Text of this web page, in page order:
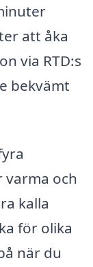
att åka
via RTD:s
bekvämt
varma och
kalla
för olika
när du